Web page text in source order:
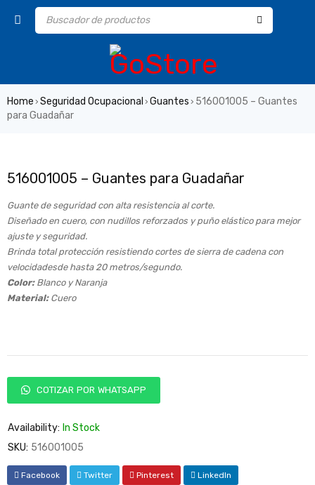
Home › Seguridad Ocupacional › Guantes › 516001005 – Guantes
para Guadañar
516001005 – Guantes para Guadañar
Guante de seguridad con alta resistencia al corte.
Diseñado en cuero, con nudillos reforzados y puño elástico para mejor
ajuste y seguridad.
Brinda total protección resistiendo cortes de sierra de cadena con
velocidadesde hasta 20 metros/segundo.
Color:Blanco y Naranja
Material: Cuero
COTIZAR POR WHATSAPP
Availability: In Stock
SKU: 516001005
Facebook Twitter Pinterest LinkedIn